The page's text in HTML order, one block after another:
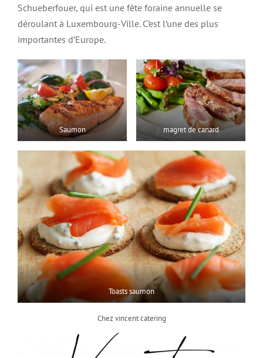
Schueberfouer, qui est une fête foraine annuelle se
déroulant à Luxembourg-Ville. C’est l’une des plus
importantes d’Europe.
Saumon magret de canard
Toasts saumon
Chez vincent catering